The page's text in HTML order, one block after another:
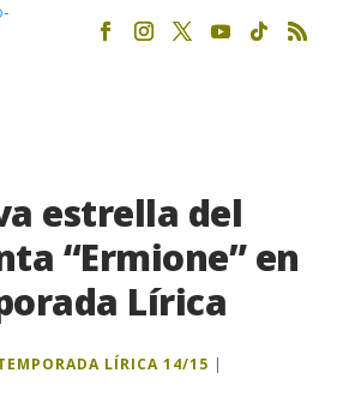
estrella del
“Ermione” en
Lírica
LÍRICA 14/15 |